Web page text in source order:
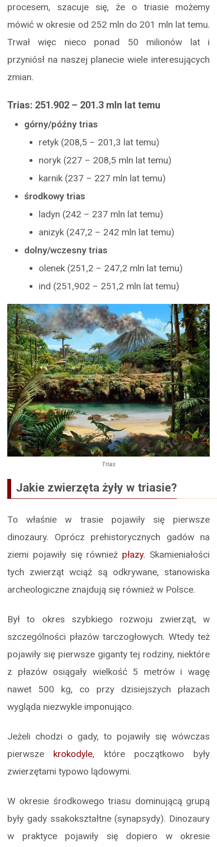
procesem, szacuje się, że o triasie możemy
mówić w okresie od 252 mln do 201 mln lat temu.
Trwał więc nieco ponad 50 milionów lat i
przyniósł na naszej planecie wiele interesujących
zmian.
Trias: 251.902 – 201.3 mln lat temu
górny/późny trias
retyk (208,5 – 201,3 lat temu)
noryk (227 – 208,5 mln lat temu)
karnik (237 – 227 mln lat temu)
środkowy trias
ladyn (242 – 237 mln lat temu)
anizyk (247,2 – 242 mln lat temu)
dolny/wczesny trias
olenek (251,2 – 247,2 mln lat temu)
ind (251,902 – 251,2 mln lat temu)
Trias
Jakie zwierzęta żyły w triasie?
To właśnie w trasie pojawiły się pierwsze
dinozaury. Oprócz prehistorycznych gadów na
ziemi pojawiły się również płazy. Skamieniałości
tych zwierząt wciąż są odkrywane, stanowiska
archeologiczne znajdują się również w Polsce.
Był to okres szybkiego rozwoju zwierząt, w
szczególności płazów tarczogłowych. Wtedy też
pojawiły się pierwsze giganty tej rodziny, niektóre
z płazów osiągały wielkość 5 metrów i wagę
nawet 500 kg, co przy dzisiejszych płazach
wygląda niezwykle imponująco.
Jeżeli chodzi o gady, to pojawiły się wówczas
pierwsze krokodyle, które początkowo były
zwierzętami typowo lądowymi.
W okresie środkowego triasu dominującą grupą
były gady ssakokształtne (synapsydy). Dinozaury
w praktyce pojawiły się dopiero w okresie